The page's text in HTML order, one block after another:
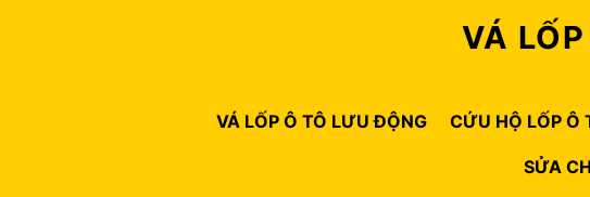
VÁ
VÁ LỐP Ô TÔ LƯU ĐỘNG CỨU HỘ LỐP Ô
SỬA